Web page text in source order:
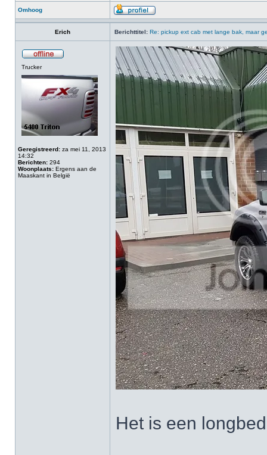
Omhoog
Erich Berichttitel: Re: pickup ext cab met lange bak, maar
Trucker
Geregistreerd: za mei 11, 2013
14:32
Berichten: 294
Woonplaats: Ergens aan de
Maaskant in België
Het is een